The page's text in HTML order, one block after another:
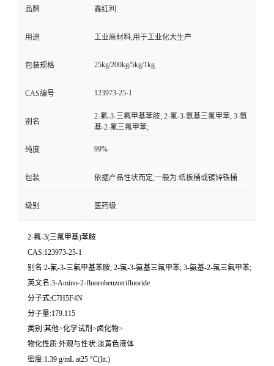
品牌 鑫红利
用途 工业原材料,用于工业化大生产
包装规格 25kg/200kg/5kg/1kg
CAS编号 123973-25-1
别名
2-氟-3-三氟甲基苯胺; 2-氟-3-氨基三氟甲苯; 3-氨
基-2-氟三氟甲苯;
纯度 99%
包装 依据产品性状而定,一般为:纸板桶或镀锌铁桶
级别 医药级
2-氟-3(三氟甲基)苯胺
CAS:123973-25-1
别名:2-氟-3-三氟甲基苯胺; 2-氟-3-氨基三氟甲苯; 3-氨基-2-氟三氟甲苯;
英文名:3-Amino-2-fluorobenzotrifluoride
分子式:C7H5F4N
分子量:179.115
类别:其他>化学试剂>卤化物>
物化性质:外观与性状:淡黄色液体
密度:1.39 g/mL at25 °C(lit.)